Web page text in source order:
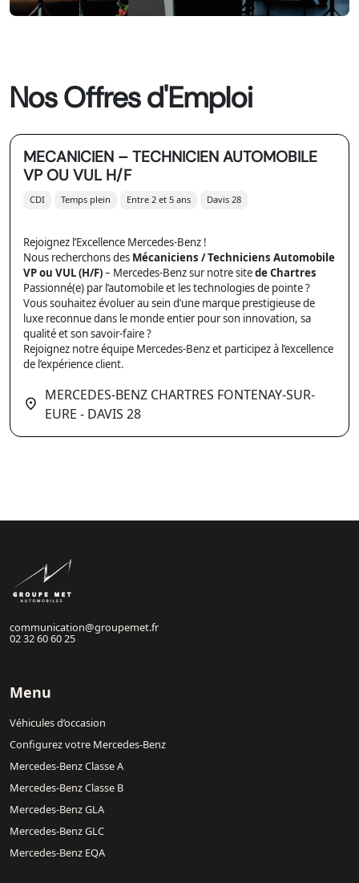
Nos Offres d'Emploi
MECANICIEN – TECHNICIEN AUTOMOBILE
VP OU VUL H/F
CDI Temps plein Entre 2 et 5 ans Davis 28
Rejoignez l’Excellence Mercedes-Benz !
Nous recherchons des Mécaniciens / Techniciens Automobile
VP ou VUL (H/F)– Mercedes-Benz sur notre sitede Chartres
Passionné(e) par l’automobile et les technologies de pointe ?
Vous souhaitez évoluer au sein d’une marque prestigieuse de
luxe reconnue dans le monde entier pour son innovation, sa
qualité et son savoir-faire ?
Rejoignez notre équipe Mercedes-Benz et participez à l’excellence
de l’expérience client.
MERCEDES-BENZ CHARTRES FONTENAY-SUR-
EURE - DAVIS 28
communication@groupemet.fr
02 32 60 60 25
Menu
Véhicules d’occasion
Configurez votre Mercedes-Benz
Mercedes-Benz Classe A
Mercedes-Benz Classe B
Mercedes-Benz GLA
Mercedes-Benz GLC
Mercedes-Benz EQA